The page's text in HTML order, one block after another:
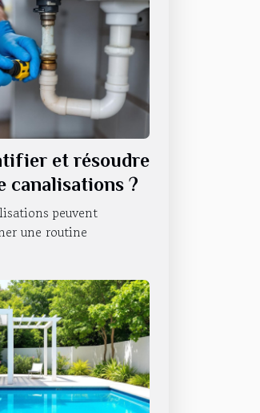
et résoudre
canalisations ?
peuvent
une routine